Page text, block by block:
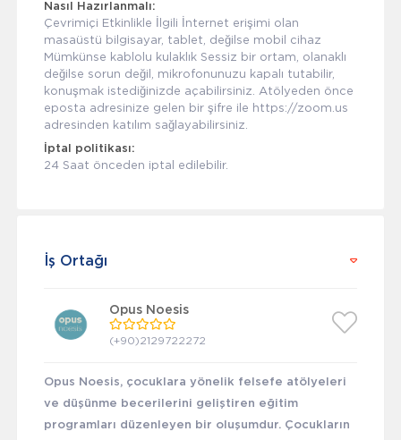
Nasıl Hazırlanmalı:
Çevrimiçi Etkinlikle İlgili İnternet erişimi olan
masaüstü bilgisayar, tablet, değilse mobil cihaz
Mümkünse kablolu kulaklık Sessiz bir ortam, olanaklı
değilse sorun değil, mikrofonunuzu kapalı tutabilir,
konuşmak istediğinizde açabilirsiniz. Atölyeden önce
eposta adresinize gelen bir şifre ile https://zoom.us
adresinden katılım sağlayabilirsiniz.
İptal politikası:
24 Saat önceden iptal edilebilir.
İş Ortağı
Opus Noesis
(+90)2129722272
Opus Noesis, çocuklara yönelik felsefe atölyeleri
ve düşünme becerilerini geliştiren eğitim
programları düzenleyen bir oluşumdur. Çocukların